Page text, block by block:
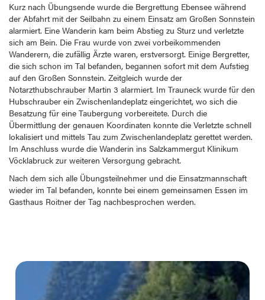
Kurz nach Übungsende wurde die Bergrettung Ebensee während
der Abfahrt mit der Seilbahn zu einem Einsatz am Großen Sonnstein
alarmiert. Eine Wanderin kam beim Abstieg zu Sturz und verletzte
sich am Bein. Die Frau wurde von zwei vorbeikommenden
Wanderern, die zufällig Ärzte waren, erstversorgt. Einige Bergretter,
die sich schon im Tal befanden, begannen sofort mit dem Aufstieg
auf den Großen Sonnstein. Zeitgleich wurde der
Notarzthubschrauber Martin 3 alarmiert. Im Trauneck wurde für den
Hubschrauber ein Zwischenlandeplatz eingerichtet, wo sich die
Besatzung für eine Taubergung vorbereitete. Durch die
Übermittlung der genauen Koordinaten konnte die Verletzte schnell
lokalisiert und mittels Tau zum Zwischenlandeplatz gerettet werden.
Im Anschluss wurde die Wanderin ins Salzkammergut Klinikum
Vöcklabruck zur weiteren Versorgung gebracht.
Nach dem sich alle Übungsteilnehmer und die Einsatzmannschaft
wieder im Tal befanden, konnte bei einem gemeinsamen Essen im
Gasthaus Roitner der Tag nachbesprochen werden.